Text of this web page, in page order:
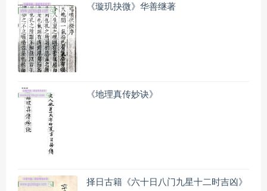
《璇玑抉微》华善继著
《地理真传妙诀》
择日古籍《六十日八门九星十二时吉凶》